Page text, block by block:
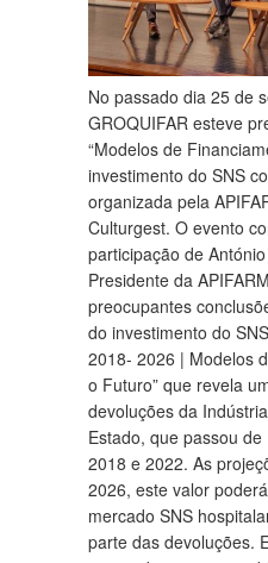
No passado dia 25 de
GROQUIFAR esteve
“Modelos de
investimento do SNS
organizada pela
Culturgest. O evento
participação de
Presidente da
preocupantes
do investimento do
2018- 2026 | Modelos
o Futuro” que revela
devoluções da
Estado, que passou
2018 e 2022. As
2026, este valor
mercado SNS
parte das devoluções.